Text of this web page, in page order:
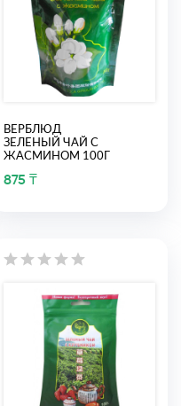
ВЕРБЛЮД
ЗЕЛЕНЫЙ ЧАЙ С
ЖАСМИНОМ 100Г
875 ₸